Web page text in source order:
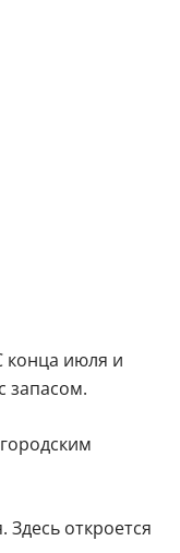
конца июля и
запасом.
откроется